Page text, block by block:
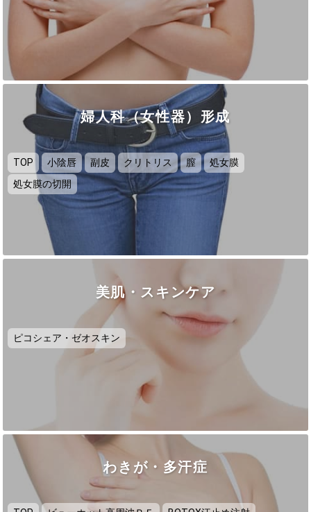
婦人科（女性器）形成
TOP 小陰唇 副皮 クリトリス 膣
処女膜
処女膜の切開
美肌・スキンケア
ピコシェア・ゼオスキン
わきが・多汗症